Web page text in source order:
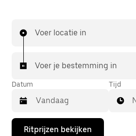
Voer locatie in
Voer je bestemming in
Datum
Druk
Tijd
Ritprijzen bekijken